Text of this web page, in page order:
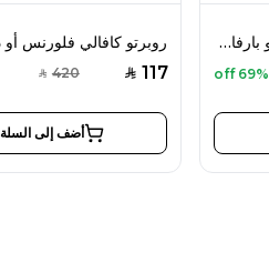
SAR 117
SAR 420
أضف إلى السلة
إليزابيث آردن سبليندور أو دو بارفان 125 مل للنساء
69% off